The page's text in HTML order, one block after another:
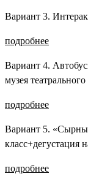
Вариант 3.
подробнее
Вариант 4.
музея
подробнее
Вариант 5.
класс+дегустация
подробнее